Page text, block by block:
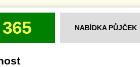
NABÍDKA PŮJČEK